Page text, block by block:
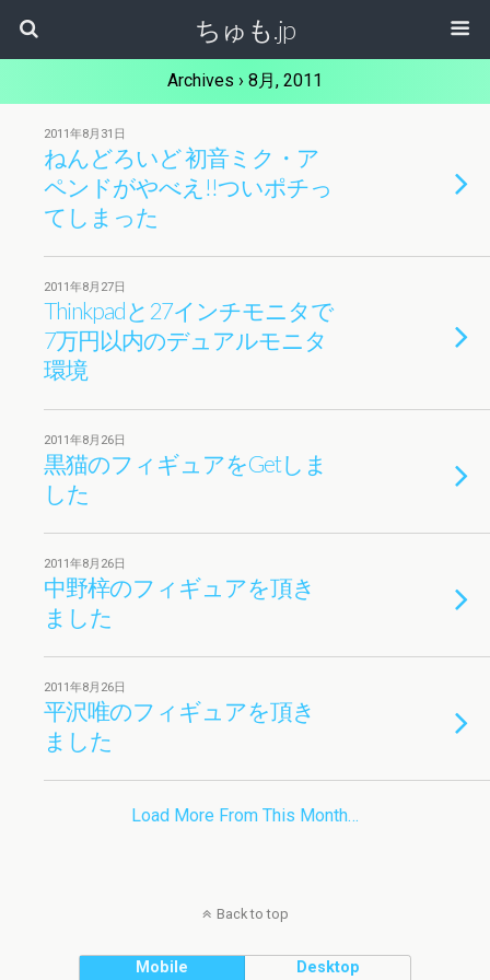
ちゅも.jp
Archives › 8月, 2011
2011年8月31日
ねんどろいど 初音ミク・ア
ペンドがやべえ!!ついポチっ
てしまった
2011年8月27日
Thinkpadと27インチモニタで
7万円以内のデュアルモニタ
環境
2011年8月26日
黒猫のフィギュアをGetしま
した
2011年8月26日
中野梓のフィギュアを頂き
ました
2011年8月26日
平沢唯のフィギュアを頂き
ました
Load More From This Month…
Back to top
Mobile Desktop